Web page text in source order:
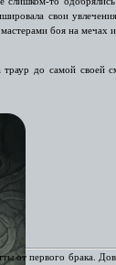
свои
боя на мечах
до самой своей
от первого брака.